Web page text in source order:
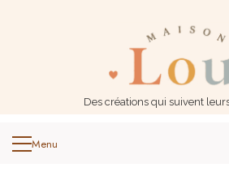
Des créations qui suivent